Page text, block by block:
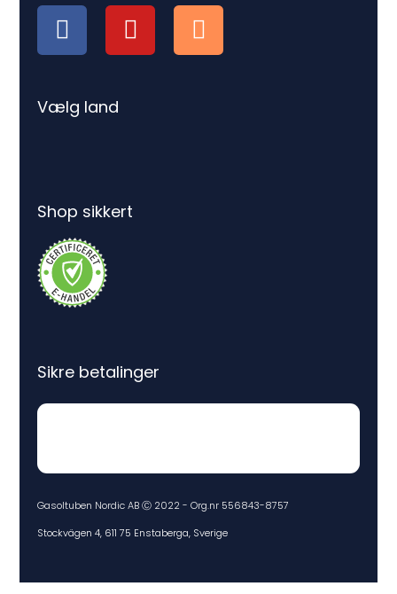
Vælg land
Shop sikkert
Gasoltuben Nordic AB Ⓒ 2022 - Org.nr 556843-8757
Stockvägen 4, 611 75 Enstaberga, Sverige
Sikre betalinger